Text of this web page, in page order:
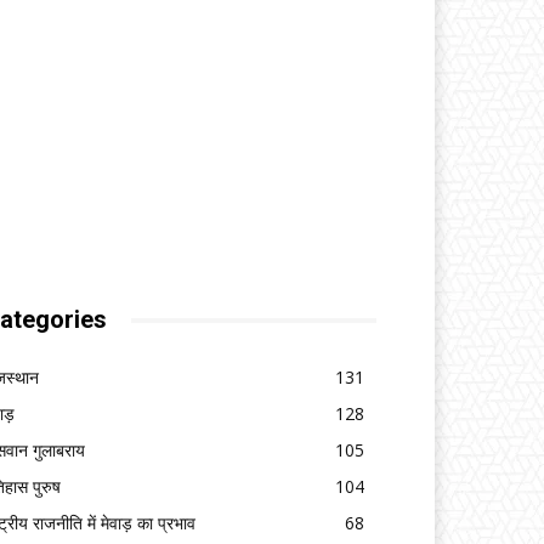
131
128
गुलाबराय
105
पुरुष
104
राजनीति में मेवाड़ का प्रभाव
68